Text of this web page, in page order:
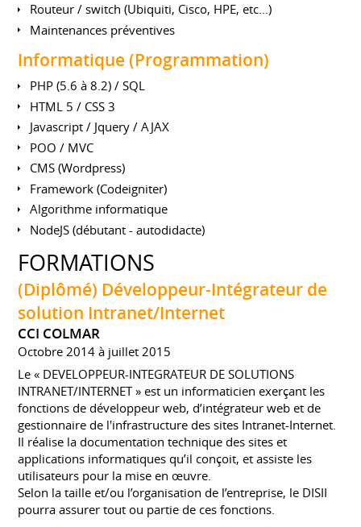
Routeur / switch (Ubiquiti, Cisco, HPE, etc...)
Maintenances préventives
Informatique (Programmation)
PHP (5.6 à 8.2) / SQL
HTML 5 / CSS 3
Javascript / Jquery / AJAX
POO / MVC
CMS (Wordpress)
Framework (Codeigniter)
Algorithme informatique
NodeJS (débutant - autodidacte)
FORMATIONS
(Diplômé) Développeur-Intégrateur de
solution Intranet/Internet
CCI COLMAR
Octobre 2014 à juillet 2015
Le « DEVELOPPEUR-INTEGRATEUR DE SOLUTIONS
INTRANET/INTERNET » est un informaticien exerçant les
fonctions de développeur web, d’intégrateur web et de
gestionnaire de l'infrastructure des sites Intranet-Internet.
Il réalise la documentation technique des sites et
applications informatiques qu’il conçoit, et assiste les
utilisateurs pour la mise en œuvre.
Selon la taille et/ou l’organisation de l’entreprise, le DISII
pourra assurer tout ou partie de ces fonctions.